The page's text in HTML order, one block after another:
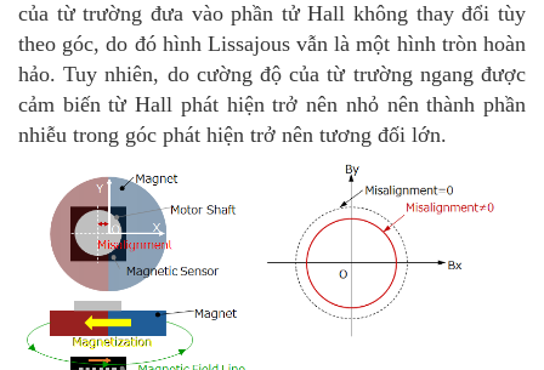
của từ trường đưa vào phần tử Hall không thay đổi tùy
theo góc, do đó hình Lissajous vẫn là một hình tròn hoàn
hảo. Tuy nhiên, do cường độ của từ trường ngang được
cảm biến từ Hall phát hiện trở nên nhỏ nên thành phần
nhiễu trong góc phát hiện trở nên tương đối lớn.